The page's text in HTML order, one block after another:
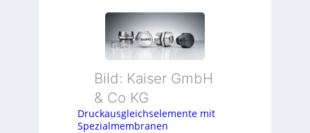
Bild: Kaiser GmbH
& Co KG
Druckausgleichselemente mit
Spezialmembranen